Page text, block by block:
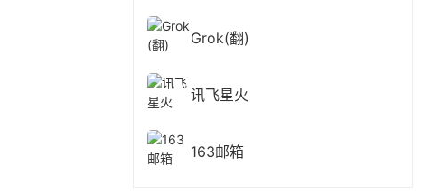
Grok(翻)
讯飞星火
163邮箱